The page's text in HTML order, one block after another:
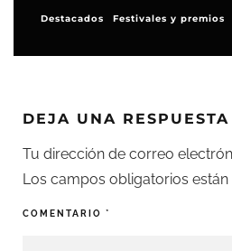
Destacados Festivales y premios
DEJA UNA RESPUESTA
Tu dirección de correo
Los campos obligatorios
COMENTARIO *